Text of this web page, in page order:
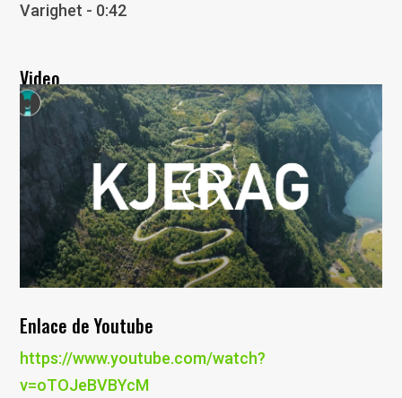
Varighet - 0:42
Video
Enlace de Youtube
https://www.youtube.com/watch?
v=oTOJeBVBYcM